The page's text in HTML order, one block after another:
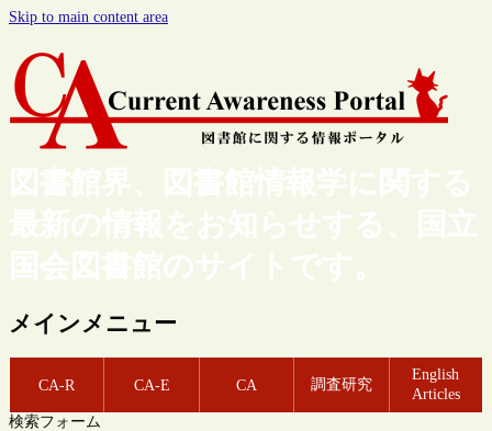
Skip to main content area
図書館界、図書館情報学に関する
最新の情報をお知らせする、国立
国会図書館のサイトです。
メインメニュー
CA-R CA-E CA 調査研究
English
Articles
検索フォーム